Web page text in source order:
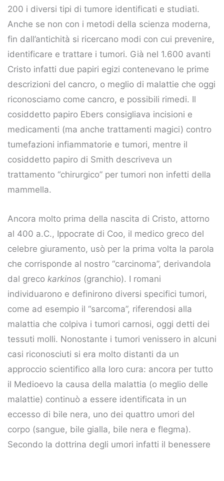
200 i diversi tipi di tumore identificati e studiati.
Anche se non con i metodi della scienza moderna,
fin dall’antichità si ricercano modi con cui prevenire,
identificare e trattare i tumori. Già nel 1.600 avanti
Cristo infatti due papiri egizi contenevano le prime
descrizioni del cancro, o meglio di malattie che oggi
riconosciamo come cancro, e possibili rimedi. Il
cosiddetto papiro Ebers consigliava incisioni e
medicamenti (ma anche trattamenti magici) contro
tumefazioni infiammatorie e tumori, mentre il
cosiddetto papiro di Smith descriveva un
trattamento “chirurgico” per tumori non infetti della
mammella.
Ancora molto prima della nascita di Cristo, attorno
al 400 a.C., Ippocrate di Coo, il medico greco del
celebre giuramento, usò per la prima volta la parola
che corrisponde al nostro “carcinoma”, derivandola
dal greco karkinos (granchio). I romani
individuarono e definirono diversi specifici tumori,
come ad esempio il “sarcoma”, riferendosi alla
malattia che colpiva i tumori carnosi, oggi detti dei
tessuti molli. Nonostante i tumori venissero in alcuni
casi riconosciuti si era molto distanti da un
approccio scientifico alla loro cura: ancora per tutto
il Medioevo la causa della malattia (o meglio delle
malattie) continuò a essere identificata in un
eccesso di bile nera, uno dei quattro umori del
corpo (sangue, bile gialla, bile nera e flegma).
Secondo la dottrina degli umori infatti il benessere